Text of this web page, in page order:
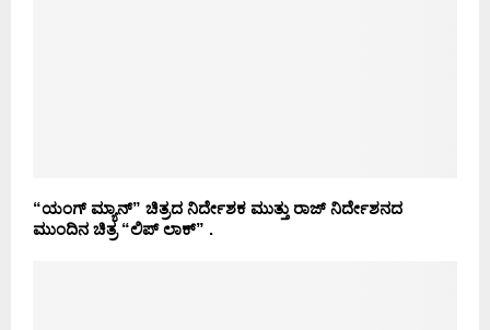
“ಯಂಗ್ ಮ್ಯಾನ್” ಚಿತ್ರದ ನಿರ್ದೇಶಕ ಮುತ್ತು ರಾಜ್ ನಿರ್ದೇಶನದ
ಮುಂದಿನ ಚಿತ್ರ “ಲಿಪ್ ಲಾಕ್” .